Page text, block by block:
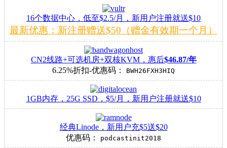
16个数据中心，低至$2.5/月，新用户注册就送$10
最新优惠：新注册赠送$50（赠金有效期一个月）
CN2线路+可选机房+双核KVM，惠后$46.87/年
6.25%折扣-优惠码：
BWH26FXH3HIQ
1GB内存，25G SSD，$5/月，新用户注册就送$10
经典Linode，新用户充$5送$20
优惠码：
podcastinit2018